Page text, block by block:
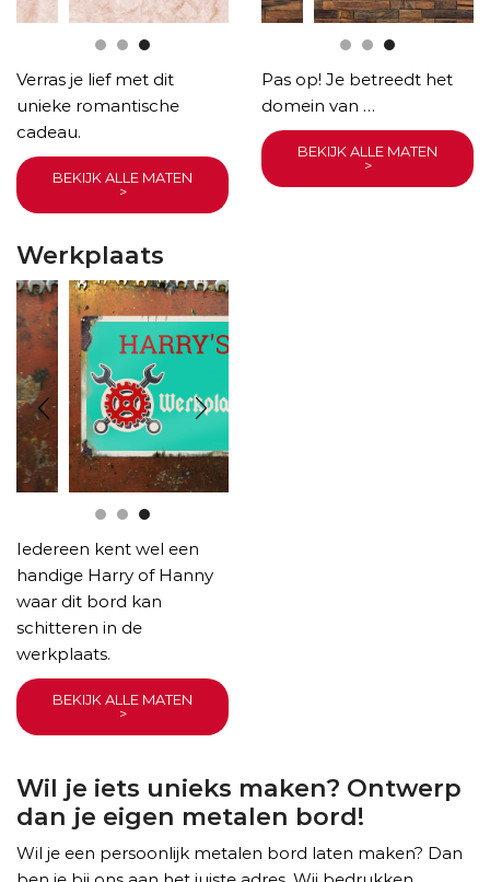
Verras je lief met dit
unieke romantische
cadeau.
BEKIJK ALLE MATEN
>
Pas op! Je betreedt het
domein van …
BEKIJK ALLE MATEN
>
Werkplaats
Iedereen kent wel een
handige Harry of Hanny
waar dit bord kan
schitteren in de
werkplaats.
BEKIJK ALLE MATEN
>
Wil je iets unieks maken? Ontwerp
dan je eigen metalen bord!
Wil je een persoonlijk metalen bord laten maken? Dan